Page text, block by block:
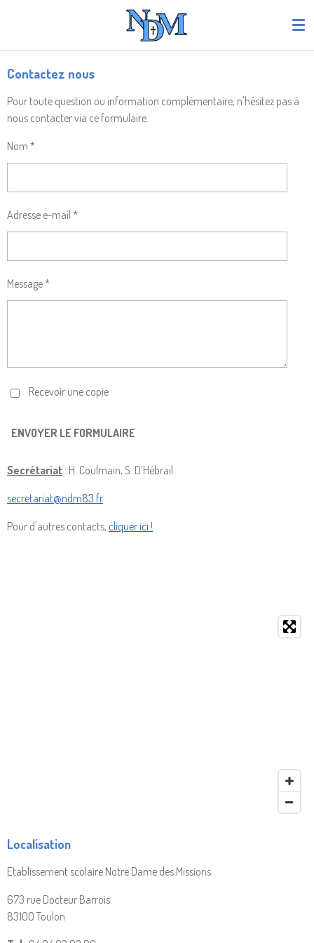
Contactez nous
Pour toute question ou information complémentaire, n'hésitez pas à
nous contacter via ce formulaire.
Nom *
Adresse e-mail *
Message *
Recevoir une copie
ENVOYER LE FORMULAIRE
Secrétariat : H. Coulmain, S. D’Hébrail
secretariat@ndm83.fr
Pour d'autres contacts, cliquer ici !
Localisation
Etablissement scolaire Notre Dame des Missions
673 rue Docteur Barrois
83100 Toulon